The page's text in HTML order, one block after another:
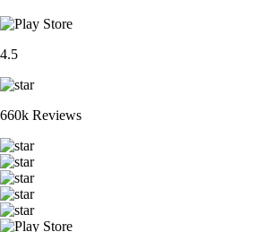
4.5
660k Reviews